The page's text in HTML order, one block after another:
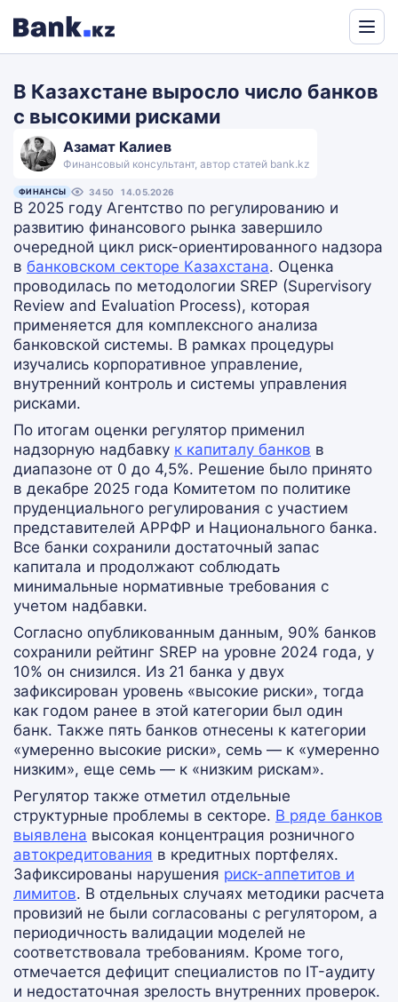
Translate
В Казахстане выросло число банков
с высокими рисками
Азамат Калиев
Финансовый консультант, автор статей bank.kz
ФИНАНСЫ 3450 14.05.2026
В 2025 году Агентство по регулированию и
развитию финансового рынка завершило
очередной цикл риск-ориентированного надзора
в банковском секторе Казахстана. Оценка
проводилась по методологии SREP (Supervisory
Review and Evaluation Process), которая
применяется для комплексного анализа
банковской системы. В рамках процедуры
изучались корпоративное управление,
внутренний контроль и системы управления
рисками.
По итогам оценки регулятор применил
надзорную надбавку к капиталу банков в
диапазоне от 0 до 4,5%. Решение было принято
в декабре 2025 года Комитетом по политике
пруденциального регулирования с участием
представителей АРРФР и Национального банка.
Все банки сохранили достаточный запас
капитала и продолжают соблюдать
минимальные нормативные требования с
учетом надбавки.
Согласно опубликованным данным, 90% банков
сохранили рейтинг SREP на уровне 2024 года, у
10% он снизился. Из 21 банка у двух
зафиксирован уровень «высокие риски», тогда
как годом ранее в этой категории был один
банк. Также пять банков отнесены к категории
«умеренно высокие риски», семь — к «умеренно
низким», еще семь — к «низким рискам».
Регулятор также отметил отдельные
структурные проблемы в секторе. В ряде банков
выявлена высокая концентрация розничного
автокредитования в кредитных портфелях.
Зафиксированы нарушения риск-аппетитов и
лимитов. В отдельных случаях методики расчета
провизий не были согласованы с регулятором, а
периодичность валидации моделей не
соответствовала требованиям. Кроме того,
отмечается дефицит специалистов по IT-аудиту
и недостаточная зрелость внутренних проверок.